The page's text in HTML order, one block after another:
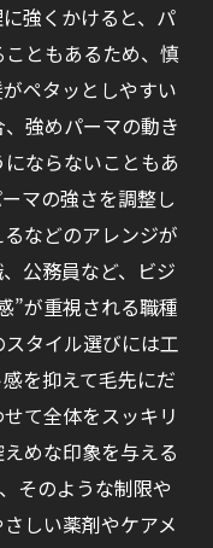
強くかけると、パ
ともあるため、慎
ペタッとしやすい
強めパーマの動き
ならないこともあ
マの強さを調整し
などのアレンジが
公務員など、ビジ
”が重視される職種
タイル選びには工
を抑えて毛先にだ
て全体をスッキリ
めな印象を与える
そのような制限や
しい薬剤やケアメ